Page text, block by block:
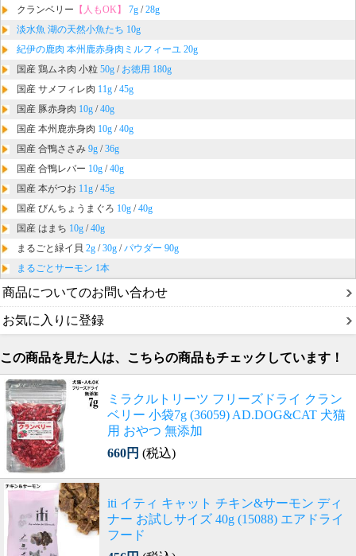
クランベリー 【人もOK】 7g /28g
淡水魚 湖の天然小魚たち 10g
紀伊の鹿肉 本州鹿赤身肉ミルフィーユ 20g
国産 鶏ムネ肉 小粒 50g / お徳用 180g
国産 サメフィレ肉 11g /45g
国産 豚赤身肉 10g /40g
国産 本州鹿赤身肉 10g /40g
国産 合鴨ささみ 9g /36g
国産 合鴨レバー 10g /40g
国産 本がつお 11g /45g
国産 びんちょうまぐろ 10g /40g
国産 はまち 10g /40g
まるごと緑イ貝 2g /30g /パウダー 90g
まるごとサーモン 1本
商品についてのお問い合わせ
お気に入りに登録
この商品を見た人は、こちらの商品もチェックしています！
ミラクルトリーツ フリーズドライ クラン
ベリー 小袋7g (36059) AD.DOG&CAT 犬猫
用 おやつ 無添加
660円 (税込)
iti イティ キャット チキン&サーモン ディ
ナー お試しサイズ 40g (15088) エアドライ
フード